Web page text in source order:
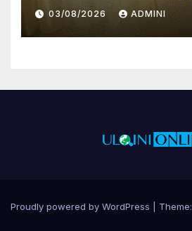
03/08/2026 ADMINI
Proudly powered by WordPress Theme: